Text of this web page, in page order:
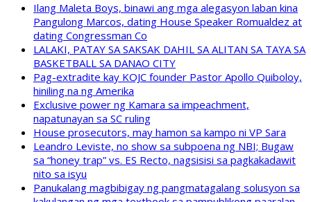
Ilang Maleta Boys, binawi ang mga alegasyon laban kina
Pangulong Marcos, dating House Speaker Romualdez at
dating Congressman Co
LALAKI, PATAY SA SAKSAK DAHIL SA ALITAN SA TAYA SA
BASKETBALL SA DANAO CITY
Pag-extradite kay KOJC founder Pastor Apollo Quiboloy,
hiniling na ng Amerika
Exclusive power ng Kamara sa impeachment,
napatunayan sa SC ruling
House prosecutors, may hamon sa kampo ni VP Sara
Leandro Leviste, no show sa subpoena ng NBI; Bugaw
sa “honey trap” vs. ES Recto, nagsisisi sa pagkakadawit
nito sa isyu
Panukalang magbibigay ng pangmatagalang solusyon sa